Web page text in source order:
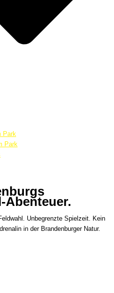
Park
Park
Abenteuer.
Unbegrenzte Spielzeit. Kein
in der Brandenburger Natur.